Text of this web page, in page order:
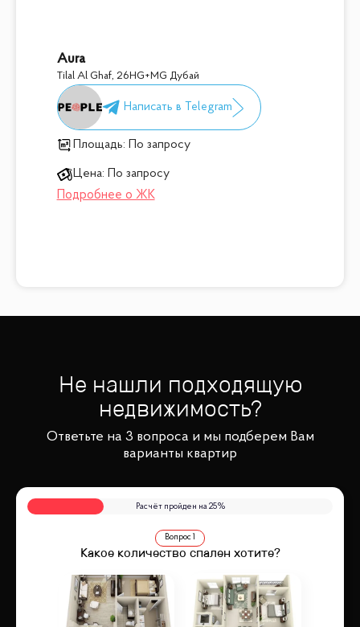
Aura
Tilal Al Ghaf, 26HG+MG Дубай
Площадь: По запросу
Цена: По запросу
Не нашли подходящую
недвижимость?
Ответьте на 3 вопроса и мы подберем Вам
варианты квартир
Расчёт пройден на25%
Вопрос 1
Какое количество спален хотите?